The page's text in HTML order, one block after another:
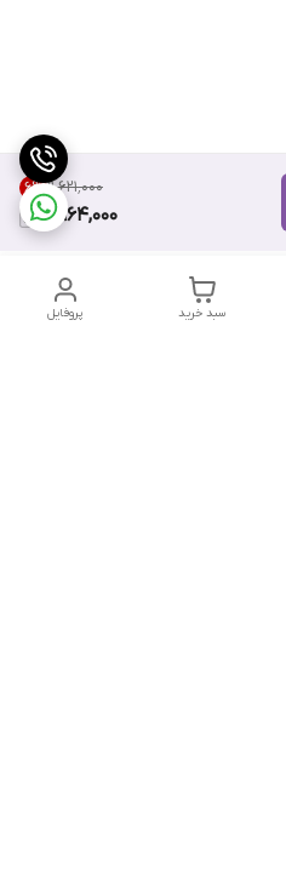
۹٬۶۲۱٬۰۰۰ 6%
8,964,000
پروفایل سبد خرید